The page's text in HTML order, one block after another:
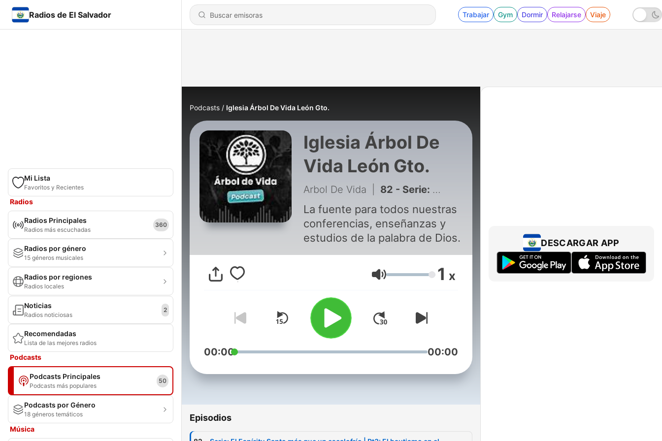
Radios de El Salvador Trabajar Gym Dormir Relajarse Viaje
Mi Lista
Favoritos y Recientes
Radios
Radios Principales
Radios más escuchadas
360
Radios por género
15 géneros musicales
Radios por regiones
Radios locales
Noticias
Radios noticiosas
2
Recomendadas
Lista de las mejores radios
Podcasts
Podcasts Principales
Podcasts más populares
50
Podcasts por Género
18 géneros temáticos
Música
Podcasts Iglesia Árbol De Vida León Gto.
Iglesia Árbol De
Vida León Gto.
Arbol De Vida 82 - Serie: El Espíritu Santo más que un escalofrío | Pt3: El bautismo en el Espiritu Santo | Ps. Santiago Moya
La fuente para todos nuestras
conferencias, enseñanzas y
estudios de la palabra de Dios.
Volumen 1 x
00:00 00:00
Episodios
DESCARGAR APP